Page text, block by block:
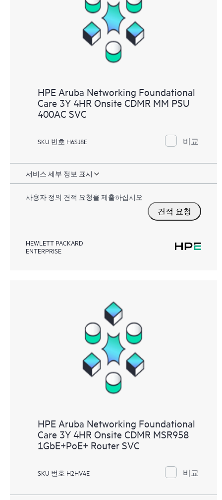
HPE Aruba Networking Foundational
Care 3Y 4HR Onsite CDMR MM PSU
400AC SVC
SKU 번호 H6SJ8E 비교
서비스 세부 정보 표시
사용자 정의 견적 요청을 제출하십시오
견적 요청
HEWLETT PACKARD
ENTERPRISE
HPE Aruba Networking Foundational
Care 3Y 4HR Onsite CDMR MSR958
1GbE+PoE+ Router SVC
SKU 번호 H2HV4E 비교